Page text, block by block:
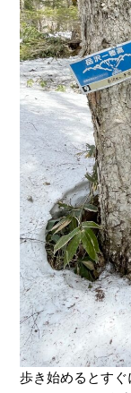
歩き始めるとす